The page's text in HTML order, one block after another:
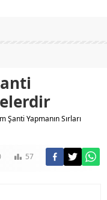
Şanti Yapmanın Sırları
57